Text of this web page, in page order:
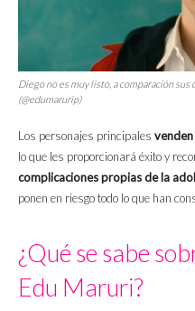
Diego no es muy listo, a comparación
(@edumarurip)
Los personajes principales
lo que les proporcionará éxito y
complicaciones propias de la
ponen en riesgo todo lo que han
¿Qué se sabe
Edu Maruri?